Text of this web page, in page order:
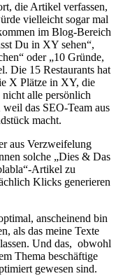
die Artikel verfassen,
vielleicht sogar mal
im Blog-Bereich
Du in XY sehen“,
oder „10 Gründe,
Die 15 Restaurants hat
X Plätze in XY, die
nicht alle persönlich
das SEO-Team aus
macht.
aus Verzweifelung
solche „Dies & Das
Artikel zu
Klicks generieren
anscheinend bin
als das meine Texte
Und das, obwohl
Thema beschäftige
gewesen sind.